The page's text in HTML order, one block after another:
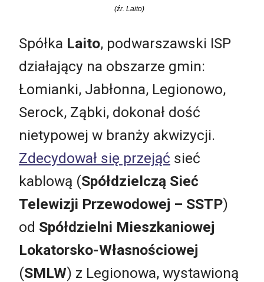
(źr. Laito)
Spółka Laito, podwarszawski ISP
działający na obszarze gmin:
Łomianki, Jabłonna, Legionowo,
Serock, Ząbki, dokonał dość
nietypowej w branży akwizycji.
Zdecydował się przejąć sieć
kablową (Spółdzielczą Sieć
Telewizji Przewodowej – SSTP)
od Spółdzielni Mieszkaniowej
Lokatorsko-Własnościowej
(SMLW) z Legionowa, wystawioną